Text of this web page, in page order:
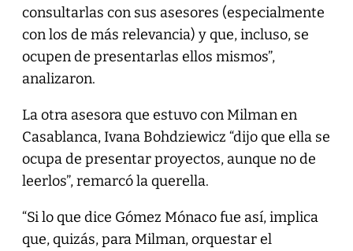
consultarlas con sus asesores (especialmente
con los de más relevancia) y que, incluso, se
ocupen de presentarlas ellos mismos”,
analizaron.
La otra asesora que estuvo con Milman en
Casablanca, Ivana Bohdziewicz “dijo que ella se
ocupa de presentar proyectos, aunque no de
leerlos”, remarcó la querella.
“Si lo que dice Gómez Mónaco fue así, implica
que, quizás, para Milman, orquestar el